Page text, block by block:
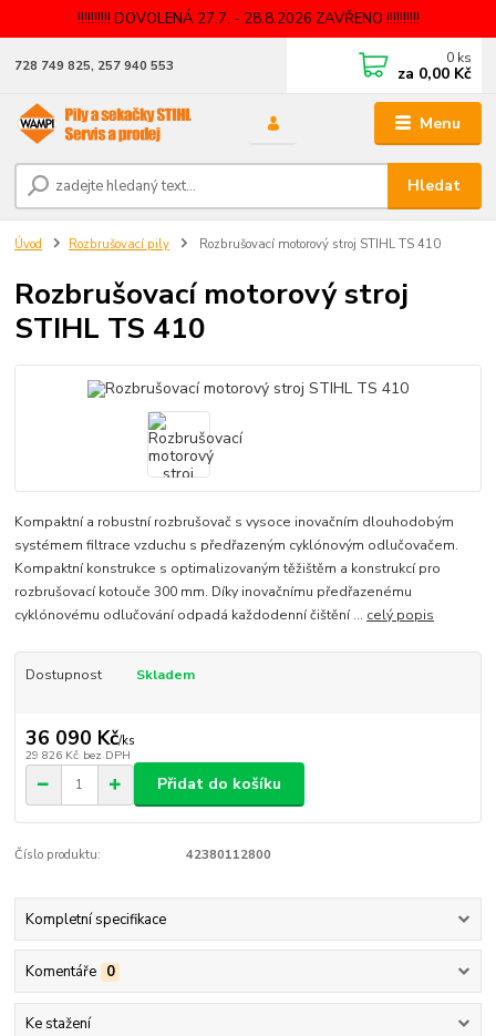
!!!!!!!!!! DOVOLENÁ 27.7. - 28.8.2026 ZAVŘENO !!!!!!!!!!
Menu
Hledat
728 749 825, 257 940 553 0 ks
za 0,00 Kč
Úvod Rozbrušovací pily Rozbrušovací motorový stroj STIHL TS 410
Rozbrušovací motorový stroj
STIHL TS 410
Kompaktní a robustní rozbrušovač s vysoce inovačním dlouhodobým
systémem filtrace vzduchu s předřazeným cyklónovým odlučovačem.
Kompaktní konstrukce s optimalizovaným těžištěm a konstrukcí pro
rozbrušovací kotouče 300 mm. Díky inovačnímu předřazenému
cyklónovému odlučování odpadá každodenní čištění ... celý popis
Dostupnost Skladem
36 090 Kč/ks
29 826 Kč bez DPH
Přidat do košíku
Číslo produktu: 42380112800
Kompletní specifikace
Komentáře 0
Ke stažení